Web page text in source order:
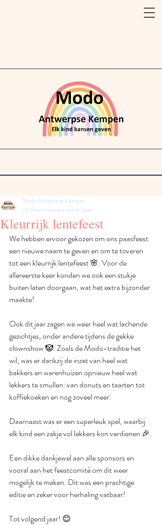
Kleurrijk lentefeest
Modo Antwerpse Kempen
20 mei1 minuten om te lezen
We hebben ervoor gekozen om ons paasfeest
een nieuwe naam te geven en om te toveren
tot een kleurrijk lentefeest 🌸. Voor de
allereerste keer konden we ook een stukje
buiten laten doorgaan, wat het extra bijzonder
maakte!
Ook dit jaar zagen we weer heel wat lachende
gezichtjes, onder andere tijdens de gekke
clownshow 🤡. Zoals de Modo-traditie het
wil, was er dankzij de inzet van heel wat
bakkers en warenhuizen opnieuw heel wat
lekkers te smullen: van donuts en taarten tot
koffiekoeken en nog zoveel meer.
Daarnaast was er een superleuk spel, waarbij
elk kind een zakje vol lekkers kon verdienen 🎉.
Een dikke dankjewel aan alle sponsors en
vooral aan het feestcomité om dit weer
mogelijk te maken. Dit was een prachtige
editie en zeker voor herhaling vatbaar!
Tot volgend jaar! 😊